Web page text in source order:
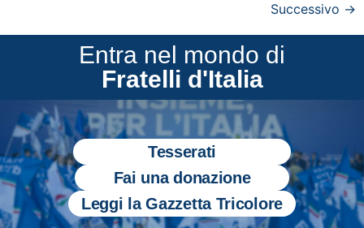
Successivo →
Entra nel mondo di
Fratelli d'Italia
Tesserati
Fai una donazione
Leggi la Gazzetta Tricolore